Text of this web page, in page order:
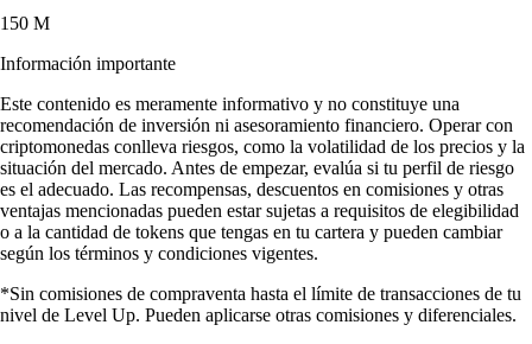
150 M
Información importante
Este contenido es meramente informativo y no constituye una
recomendación de inversión ni asesoramiento financiero. Operar con
criptomonedas conlleva riesgos, como la volatilidad de los precios y la
situación del mercado. Antes de empezar, evalúa si tu perfil de riesgo
es el adecuado. Las recompensas, descuentos en comisiones y otras
ventajas mencionadas pueden estar sujetas a requisitos de elegibilidad
o a la cantidad de tokens que tengas en tu cartera y pueden cambiar
según los términos y condiciones vigentes.
*Sin comisiones de compraventa hasta el límite de transacciones de tu
nivel de Level Up. Pueden aplicarse otras comisiones y diferenciales.